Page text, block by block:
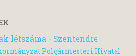
létszáma - Szentendre
Polgármesteri Hivatal